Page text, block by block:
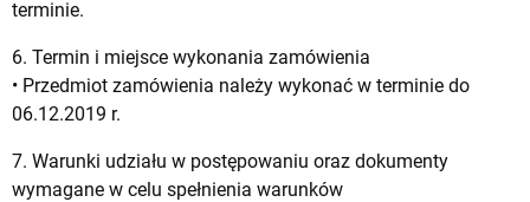
terminie.
6. Termin i miejsce wykonania zamówienia
• Przedmiot zamówienia należy wykonać w terminie do
06.12.2019 r.
7. Warunki udziału w postępowaniu oraz dokumenty
wymagane w celu spełnienia warunków